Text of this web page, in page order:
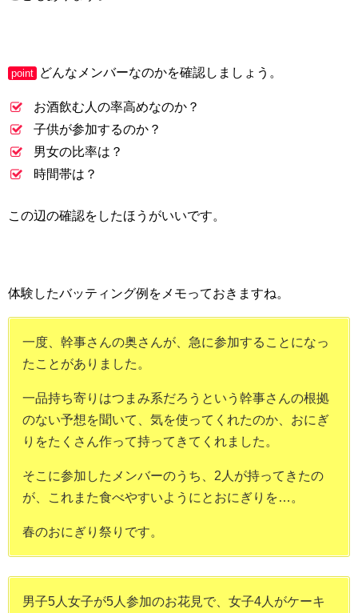
point どんなメンバーなのかを確認しましょう。
お酒飲む人の率高めなのか？
子供が参加するのか？
男女の比率は？
時間帯は？
この辺の確認をしたほうがいいです。
体験したバッティング例をメモっておきますね。
一度、幹事さんの奥さんが、急に参加することになっ
たことがありました。
一品持ち寄りはつまみ系だろうという幹事さんの根拠
のない予想を聞いて、気を使ってくれたのか、おにぎ
りをたくさん作って持ってきてくれました。
そこに参加したメンバーのうち、2人が持ってきたの
が、これまた食べやすいようにとおにぎりを…。
春のおにぎり祭りです。
男子5人女子が5人参加のお花見で、女子4人がケーキ